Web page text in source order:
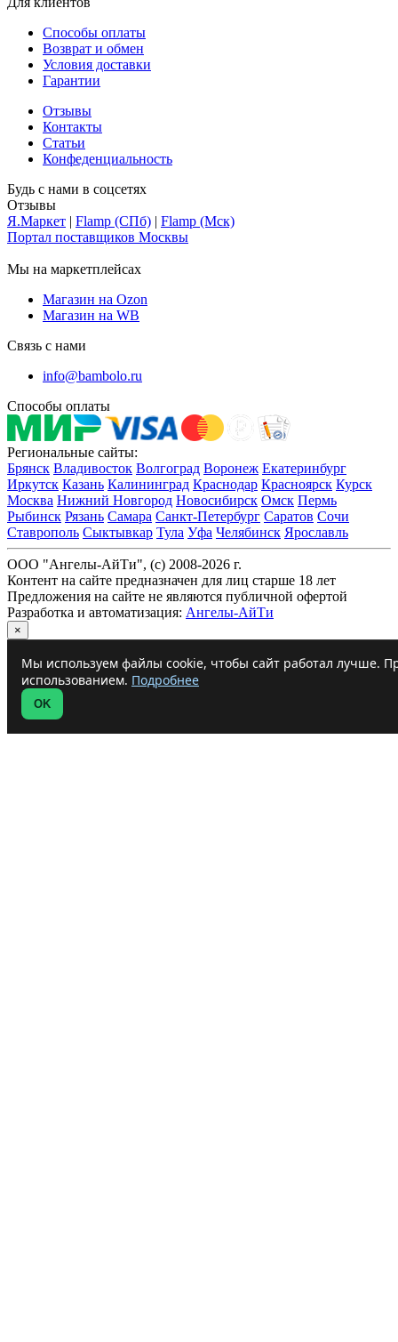
Способы оплаты
Возврат и обмен
Условия доставки
Гарантии
Отзывы
Контакты
Статьи
Конфеденциальность
Будь с нами в соцсетях
Отзывы
Я.Маркет | Flamp (СПб) | Flamp (Мск)
Портал поставщиков Москвы
Мы на маркетплейсах
Магазин на Ozon
Магазин на WB
Связь с нами
info@bambolo.ru
Способы оплаты
Региональные сайты:
Брянск Владивосток Волгоград Воронеж Екатеринбург
Иркутск Казань Калининград Краснодар Красноярск Курск
Москва Нижний Новгород Новосибирск Омск Пермь
Рыбинск Рязань Самара Санкт-Петербург Саратов Сочи
Ставрополь Сыктывкар Тула Уфа Челябинск Ярославль
ООО "Ангелы-АйТи", (c) 2008-2026 г.
Контент на сайте предназначен для лиц старше 18 лет
Предложения на сайте не являются публичной офертой
Разработка и автоматизация: Ангелы-АйТи
×
Мы используем файлы cookie, чтобы сайт работал лучше.
использованием. Подробнее
OK